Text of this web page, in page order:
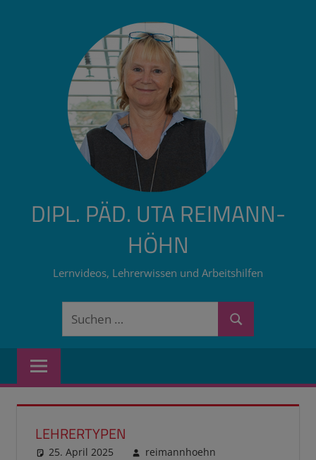
DIPL. PÄD. UTA REIMANN-
HÖHN
Lernvideos, Lehrerwissen und Arbeitshilfen
Suchen
Suchen
LEHRERTYPEN
25. April 2025 reimannhoehn